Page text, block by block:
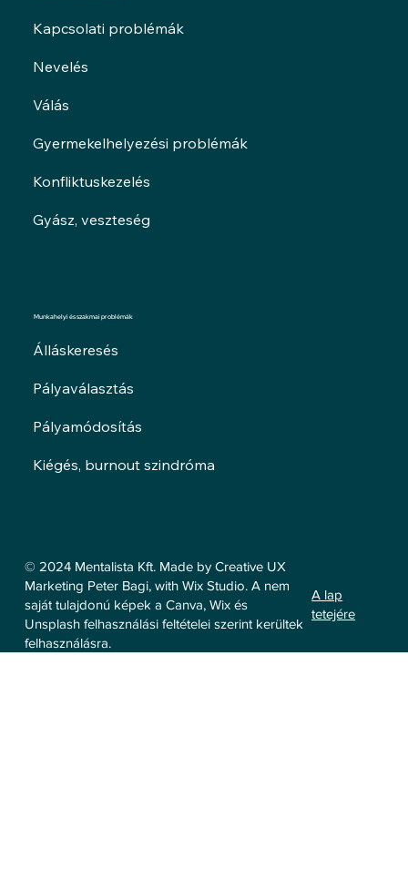
© 2024 Mentalista Kft. Made by Creative UX
Marketing Peter Bagi, with Wix Studio. A nem
saját tulajdonú képek a Canva, Wix és
Unsplash felhasználási feltételei szerint kerültek
felhasználásra.
A lap
tetejére
Kapcsolati problémák
Nevelés
Válás
Gyermekelhelyezési problémák
Konfliktuskezelés
Gyász, veszteség
Munkahelyi és szakmai problémák
Álláskeresés
Pályaválasztás
Pályamódosítás
Kiégés, burnout szindróma